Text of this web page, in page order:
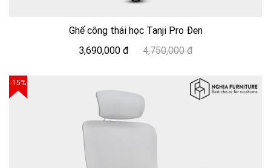
Ghế công thái học Tanji Pro Đen
3,690,000 đ
4,750,000 đ
-15%